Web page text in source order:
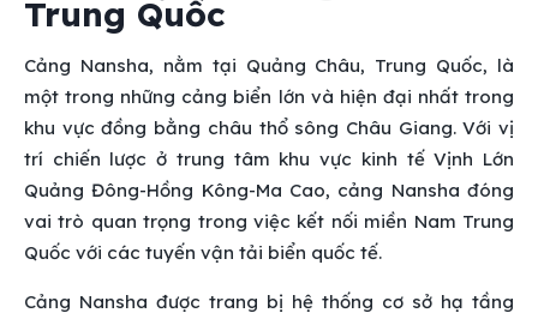
Trung Quốc
Cảng Nansha, nằm tại Quảng Châu, Trung Quốc, là
một trong những cảng biển lớn và hiện đại nhất trong
khu vực đồng bằng châu thổ sông Châu Giang. Với vị
trí chiến lược ở trung tâm khu vực kinh tế Vịnh Lớn
Quảng Đông-Hồng Kông-Ma Cao, cảng Nansha đóng
vai trò quan trọng trong việc kết nối miền Nam Trung
Quốc với các tuyến vận tải biển quốc tế.
Cảng Nansha được trang bị hệ thống cơ sở hạ tầng